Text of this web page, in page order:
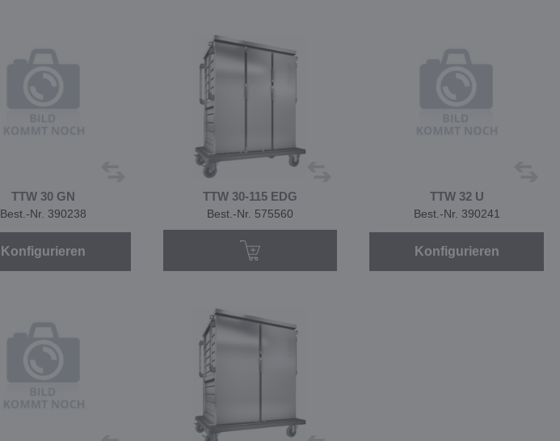
TTW 30 GN
Best.-Nr. 390238
Konfigurieren
TTW 30-115 EDG
Best.-Nr. 575560
TTW 32 U
Best.-Nr. 390241
Konfigurieren